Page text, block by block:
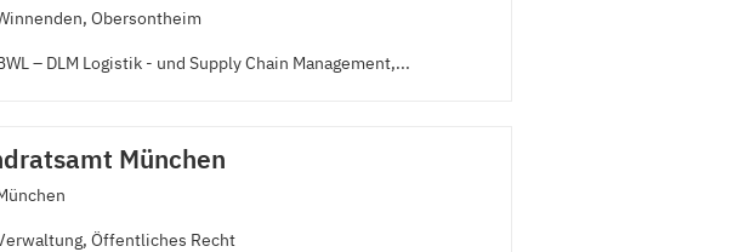
Obersontheim
– DLM Logistik - und Supply Chain Management,...
München
Öffentliches Recht